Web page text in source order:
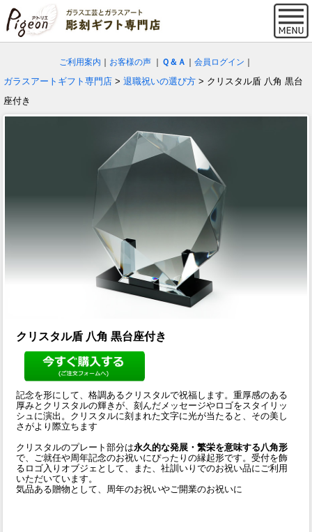
ご利用案内 お客様の声 Ｑ＆Ａ 会員ログイン
ガラスアートギフト専門店 > 退職祝いの選び方 > クリスタル盾 八角 黒台
座付き
クリスタル盾 八角 黒台座付き
記念を形にして、格調あるクリスタルで祝福します。重厚感のある
厚みとクリスタルの輝きが、刻んだメッセージやロゴをスタイリッ
シュに演出。クリスタルに刻まれた文字に光が当たると、その美し
さがより際立ちます
クリスタルのプレート部分は永久的な発展・繁栄を意味する八角形
で、ご就任や周年記念のお祝いにぴったりの縁起形です。受付を飾
るロゴ入りオブジェとして、また、社訓いりでのお祝い品にご利用
いただいています。
気品ある贈物として、周年のお祝いやご開業のお祝いに